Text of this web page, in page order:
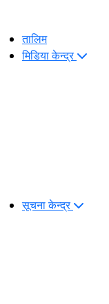
तालिम
मिडिया केन्द्र
सूचना केन्द्र